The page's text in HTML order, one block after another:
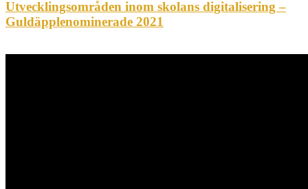
Utvecklingsområden inom skolans digitalisering –
Guldäpplenominerade 2021